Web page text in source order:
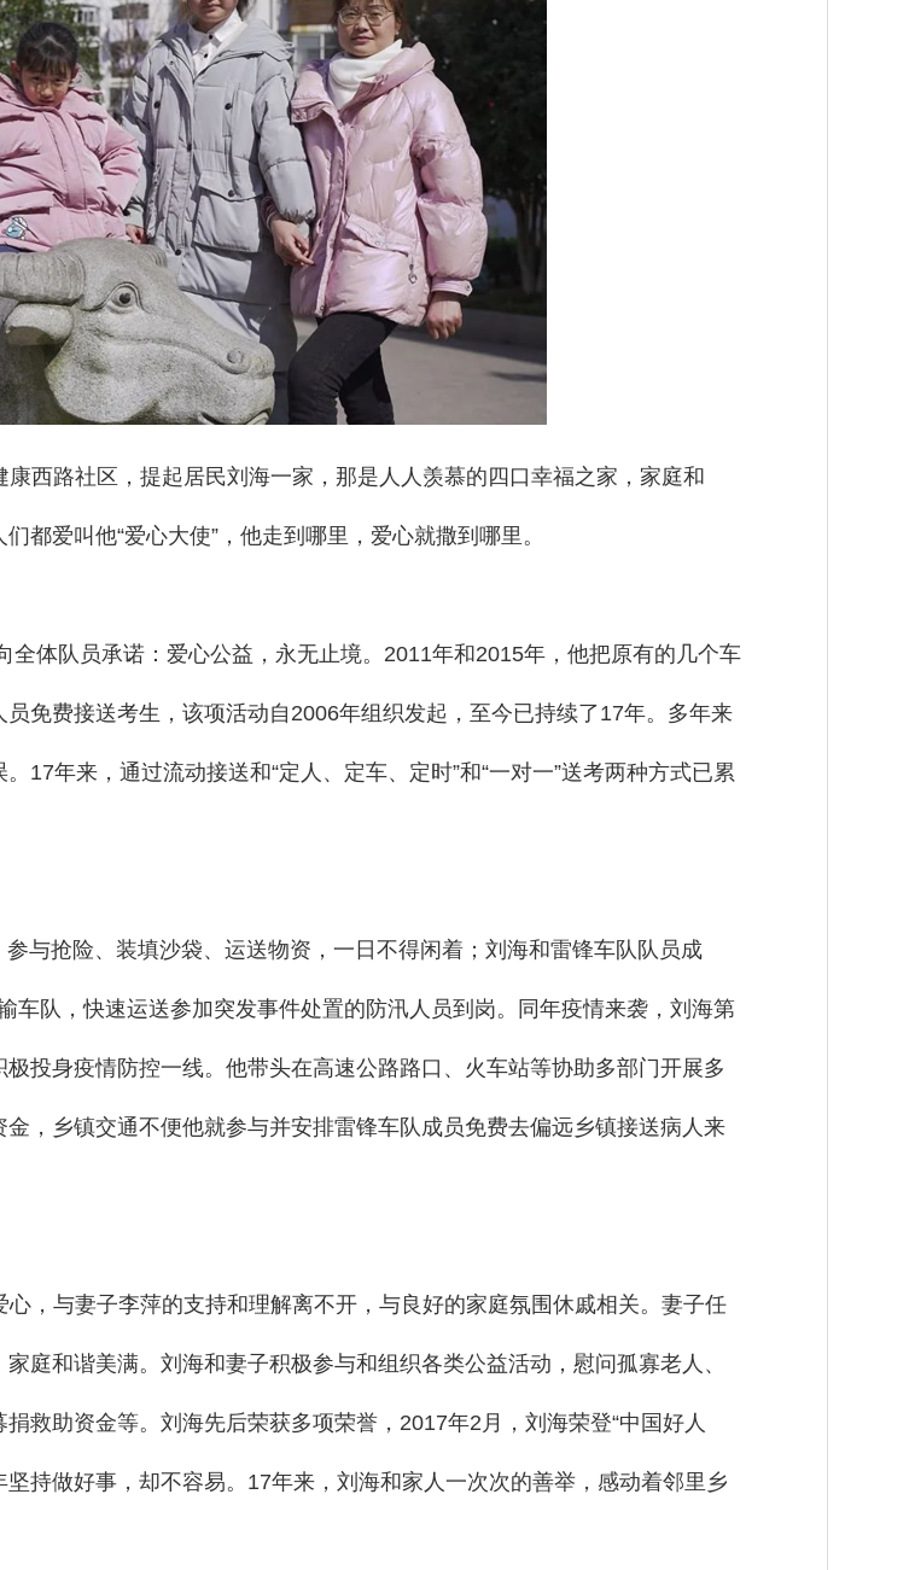
西路社区，提起居民刘海一家，那是人人羡慕的四口幸福之家，家庭和
都爱叫他“爱心大使”，他走到哪里，爱心就撒到哪里。
体队员承诺：爱心公益，永无止境。2011年和2015年，他把原有的几个车
免费接送考生，该项活动自2006年组织发起，至今已持续了17年。多年来
17年来，通过流动接送和“定人、定车、定时”和“一对一”送考两种方式已累
与抢险、装填沙袋、运送物资，一日不得闲着；刘海和雷锋车队队员成
车队，快速运送参加突发事件处置的防汛人员到岗。同年疫情来袭，刘海第
投身疫情防控一线。他带头在高速公路路口、火车站等协助多部门开展多
，乡镇交通不便他就参与并安排雷锋车队成员免费去偏远乡镇接送病人来
，与妻子李萍的支持和理解离不开，与良好的家庭氛围休戚相关。妻子任
庭和谐美满。刘海和妻子积极参与和组织各类公益活动，慰问孤寡老人、
救助资金等。刘海先后荣获多项荣誉，2017年2月，刘海荣登“中国好人
持做好事，却不容易。17年来，刘海和家人一次次的善举，感动着邻里乡